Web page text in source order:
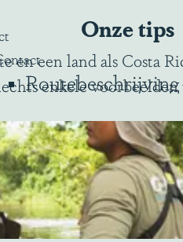
Routebeschrijving
Onze tips
en een land als Costa
enkele